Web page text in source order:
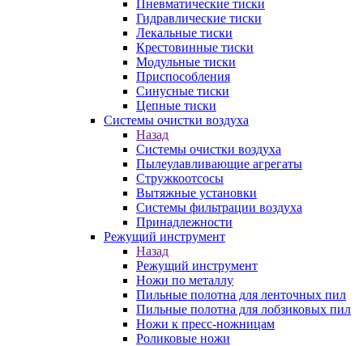
Пневматические тиски
Гидравлические тиски
Лекальные тиски
Крестовинные тиски
Модульные тиски
Приспособления
Синусные тиски
Цепные тиски
Системы очистки воздуха
Назад
Системы очистки воздуха
Пылеулавливающие агрегаты
Стружкоотсосы
Вытяжные установки
Системы фильтрации воздуха
Принадлежности
Режущий инструмент
Назад
Режущий инструмент
Ножи по металлу
Пильные полотна для ленточных пил
Пильные полотна для лобзиковых пил
Ножи к пресс-ножницам
Роликовые ножи